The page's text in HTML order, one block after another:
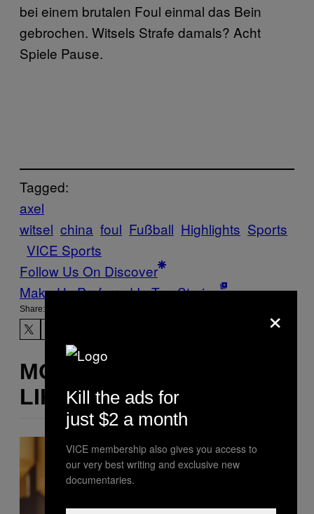
bei einem brutalen Foul einmal das Bein
gebrochen. Witsels Strafe damals? Acht
Spiele Pause.
Tagged:
axel
witsel china foul Fußball Highlights Sports
VICE Sports
Follow Us On Discover
Make Us Preferred In Top Stories
Share:
MORE
LIKE THIS
×
Kill the ads for
just $2 a month
VICE membership also gives you access to
our very best writing and exclusive new
documentaries.